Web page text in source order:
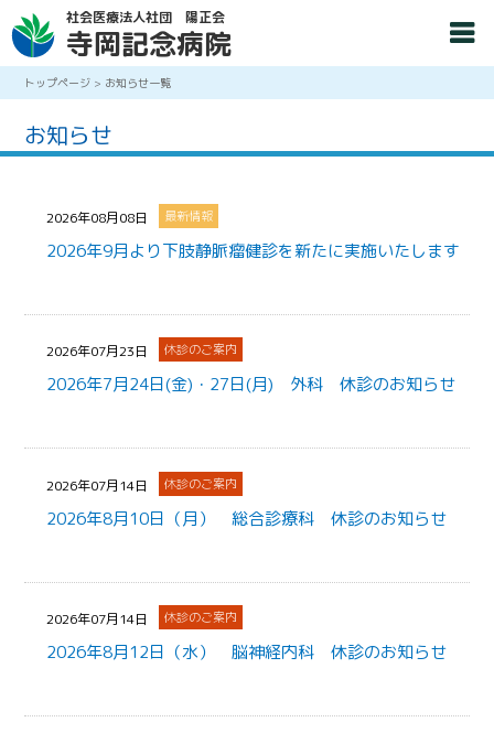
社会医療法人社団 陽正会
寺岡記念病院
トップページ > お知らせ一覧
お知らせ
2026年08月08日 最新情報
2026年9月より下肢静脈瘤健診を新たに実施いたします
2026年07月23日 休診のご案内
2026年7月24日(金)・27日(月) 外科 休診のお知らせ
2026年07月14日 休診のご案内
2026年8月10日（月） 総合診療科 休診のお知らせ
2026年07月14日 休診のご案内
2026年8月12日（水） 脳神経内科 休診のお知らせ